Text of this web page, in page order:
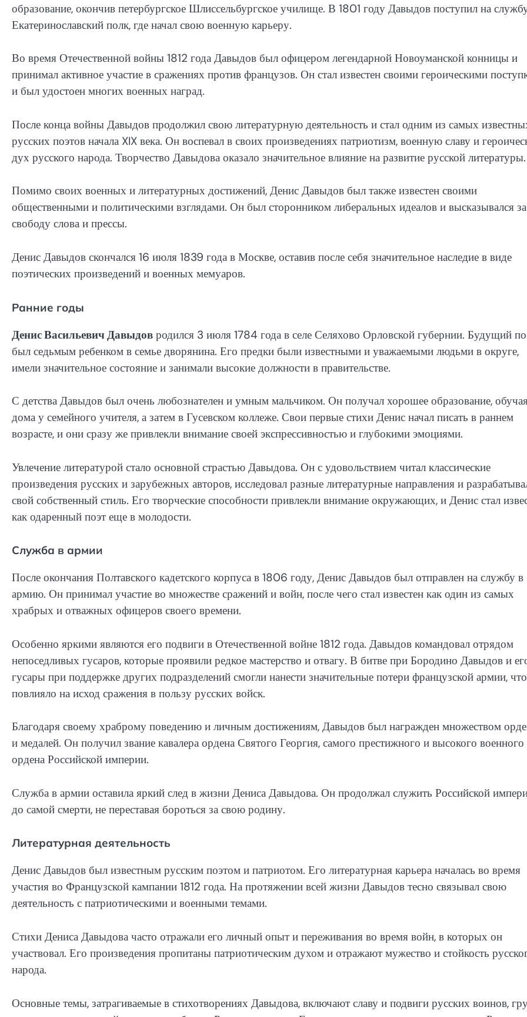
образование, окончив петербургское Шлиссельбургское училище. В 1801 году Давыдов поступил на
Екатеринославский полк, где начал свою военную карьеру.
Во время Отечественной войны 1812 года Давыдов был офицером легендарной Новоуманской конницы и
принимал активное участие в сражениях против французов. Он стал известен своими героическими
и был удостоен многих военных наград.
После конца войны Давыдов продолжил свою литературную деятельность и стал одним из самых
русских поэтов начала XIX века. Он воспевал в своих произведениях патриотизм, военную славу и
дух русского народа. Творчество Давыдова оказало значительное влияние на развитие русской литературы.
Помимо своих военных и литературных достижений, Денис Давыдов был также известен своими
общественными и политическими взглядами. Он был сторонником либеральных идеалов и высказывался за
свободу слова и прессы.
Денис Давыдов скончался 16 июля 1839 года в Москве, оставив после себя значительное наследие в виде
поэтических произведений и военных мемуаров.
Ранние годы
Денис Васильевич Давыдов родился 3 июля 1784 года в селе Селяхово Орловской губернии. Будущий
был седьмым ребенком в семье дворянина. Его предки были известными и уважаемыми людьми в округе,
имели значительное состояние и занимали высокие должности в правительстве.
С детства Давыдов был очень любознателен и умным мальчиком. Он получал хорошее образование,
дома у семейного учителя, а затем в Гусевском коллеже. Свои первые стихи Денис начал писать в раннем
возрасте, и они сразу же привлекли внимание своей экспрессивностью и глубокими эмоциями.
Увлечение литературой стало основной страстью Давыдова. Он с удовольствием читал классические
произведения русских и зарубежных авторов, исследовал разные литературные направления и
свой собственный стиль. Его творческие способности привлекли внимание окружающих, и Денис стал
как одаренный поэт еще в молодости.
Служба в армии
После окончания Полтавского кадетского корпуса в 1806 году, Денис Давыдов был отправлен на службу в
армию. Он принимал участие во множестве сражений и войн, после чего стал известен как один из самых
храбрых и отважных офицеров своего времени.
Особенно яркими являются его подвиги в Отечественной войне 1812 года. Давыдов командовал отрядом
непоседливых гусаров, которые проявили редкое мастерство и отвагу. В битве при Бородино Давыдов и
гусары при поддержке других подразделений смогли нанести значительные потери французской армии, что
повлияло на исход сражения в пользу русских войск.
Благодаря своему храброму поведению и личным достижениям, Давыдов был награжден множеством
и медалей. Он получил звание кавалера ордена Святого Георгия, самого престижного и высокого военного
ордена Российской империи.
Служба в армии оставила яркий след в жизни Дениса Давыдова. Он продолжал служить Российской
до самой смерти, не переставая бороться за свою родину.
Литературная деятельность
Денис Давыдов был известным русским поэтом и патриотом. Его литературная карьера началась во время
участия во Французской кампании 1812 года. На протяжении всей жизни Давыдов тесно связывал свою
деятельность с патриотическими и военными темами.
Стихи Дениса Давыдова часто отражали его личный опыт и переживания во время войн, в которых он
участвовал. Его произведения пропитаны патриотическим духом и отражают мужество и стойкость
народа.
Основные темы, затрагиваемые в стихотворениях Давыдова, включают славу и подвиги русских воинов,